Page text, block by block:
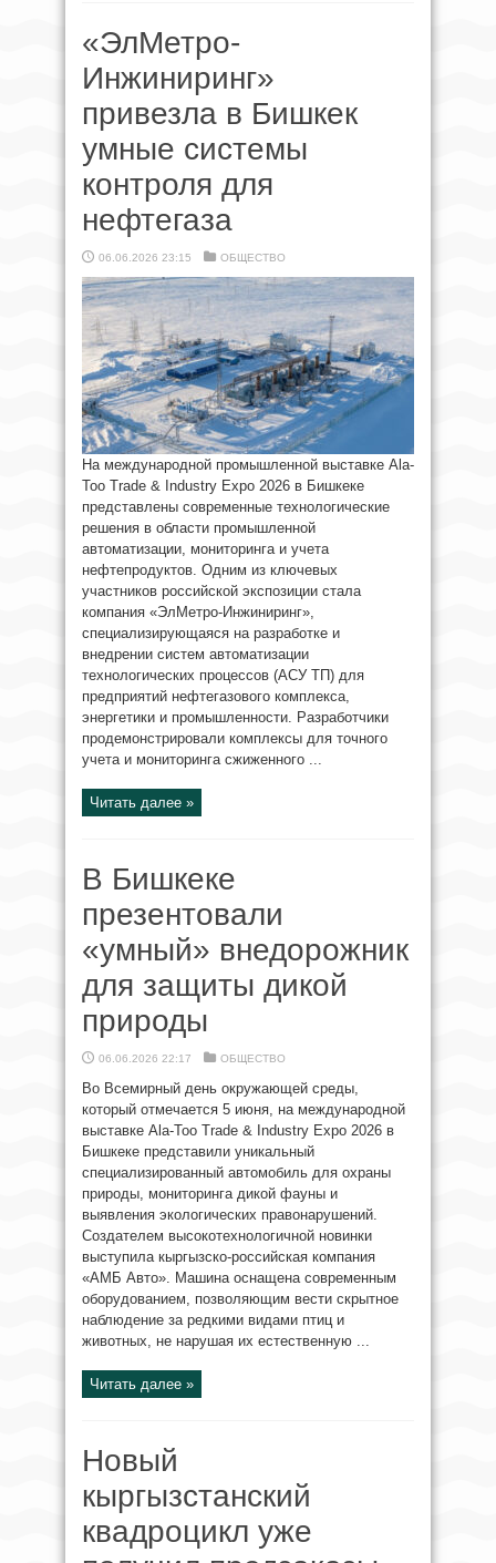
«ЭлМетро-
Инжиниринг»
привезла в Бишкек
умные системы
контроля для
нефтегаза
06.06.2026 23:15 ОБЩЕСТВО
На международной промышленной выставке Ala-
Too Trade & Industry Expo 2026 в Бишкеке
представлены современные технологические
решения в области промышленной
автоматизации, мониторинга и учета
нефтепродуктов. Одним из ключевых
участников российской экспозиции стала
компания «ЭлМетро-Инжиниринг»,
специализирующаяся на разработке и
внедрении систем автоматизации
технологических процессов (АСУ ТП) для
предприятий нефтегазового комплекса,
энергетики и промышленности. Разработчики
продемонстрировали комплексы для точного
учета и мониторинга сжиженного ...
Читать далее »
В Бишкеке
презентовали
«умный» внедорожник
для защиты дикой
природы
06.06.2026 22:17 ОБЩЕСТВО
Во Всемирный день окружающей среды,
который отмечается 5 июня, на международной
выставке Ala-Too Trade & Industry Expo 2026 в
Бишкеке представили уникальный
специализированный автомобиль для охраны
природы, мониторинга дикой фауны и
выявления экологических правонарушений.
Создателем высокотехнологичной новинки
выступила кыргызско-российская компания
«АМБ Авто». Машина оснащена современным
оборудованием, позволяющим вести скрытное
наблюдение за редкими видами птиц и
животных, не нарушая их естественную ...
Читать далее »
Новый
кыргызстанский
квадроцикл уже